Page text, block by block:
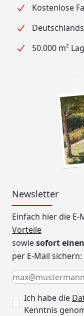
Kostenlose
50.000 m²
Newsletter
Einfach hier die
Vorteile
sowiesofort
per E-Mail sichern:
Keine Eingabe
Eingabe
E-Mail *
Ich habe die
Kenntnis